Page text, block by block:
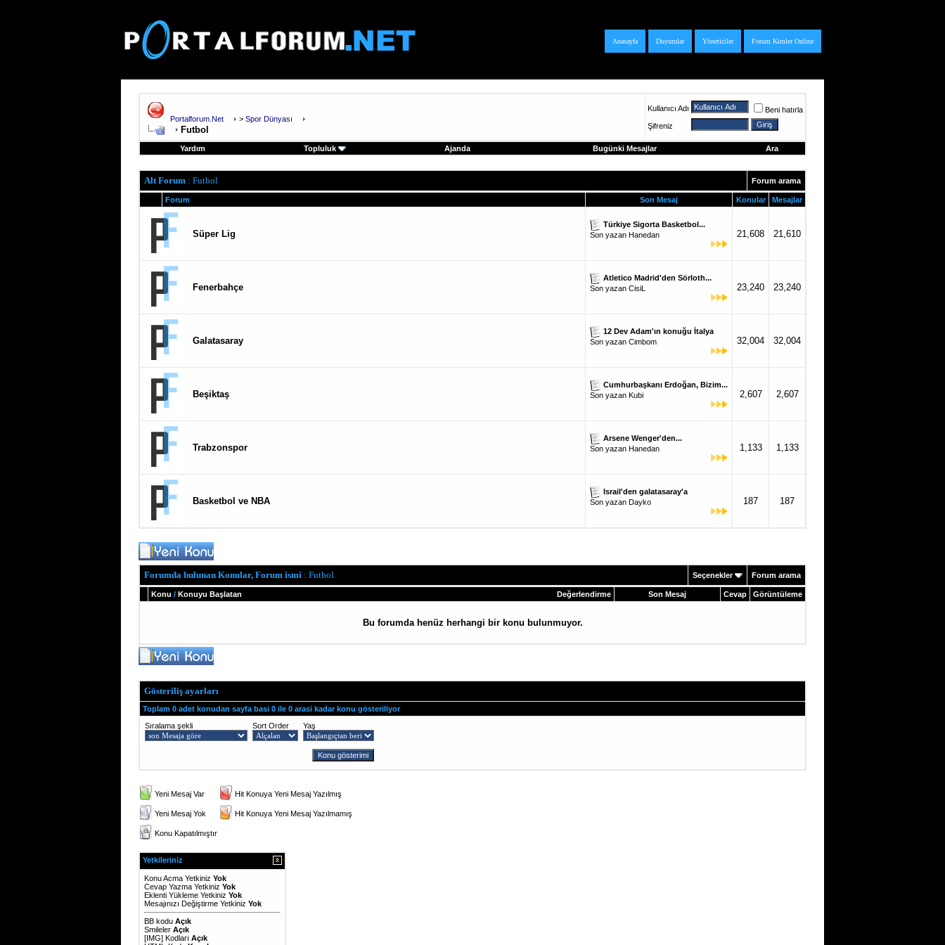
Forum Kimler Online
Yöneticiler
Duyurular
Anasayfa
Portalforum.Net > Spor Dünyası
Futbol
Kullanıcı Adı
Beni hatırla
Şifreniz
Yardım Topluluk Ajanda Bugünki Mesajlar Ara
Alt Forum : Futbol Forum arama
Forum Son Mesaj Konular Mesajlar
Süper Lig
Türkiye Sigorta Basketbol...
Son yazan Hanedan 21,608 21,610
Fenerbahçe
Atletico Madrid'den Sörloth...
Son yazan CisiL 23,240 23,240
Galatasaray
12 Dev Adam'ın konuğu İtalya
Son yazan Cimbom 32,004 32,004
Beşiktaş
Cumhurbaşkanı Erdoğan, Bizim...
Son yazan Kubi 2,607 2,607
Trabzonspor
Arsene Wenger'den...
Son yazan Hanedan 1,133 1,133
Basketbol ve NBA
Israil'den galatasaray'a
Son yazan Dayko 187 187
Forumda bulunan Konular, Forum ismi : Futbol Seçenekler Forum arama
Değerlendirme
Konu / Konuyu Başlatan Son Mesaj Cevap Görüntüleme
Bu forumda henüz herhangi bir konu bulunmuyor.
Gösteriliş ayarları
Toplam 0 adet konudan sayfa basi 0 ile 0 arasi kadar konu gösteriliyor
Sıralama şekli
Sort Order Yaş
Yeni Mesaj Var Hit Konuya Yeni Mesaj Yazılmış
Yeni Mesaj Yok Hit Konuya Yeni Mesaj Yazılmamış
Konu Kapatılmıştır
Yetkileriniz
Konu Acma Yetkiniz Yok
Cevap Yazma Yetkiniz Yok
Eklenti Yükleme Yetkiniz Yok
Mesajınızı Değiştirme Yetkiniz Yok
BB kodu Açık
Smileler Açık
[IMG] Kodları Açık